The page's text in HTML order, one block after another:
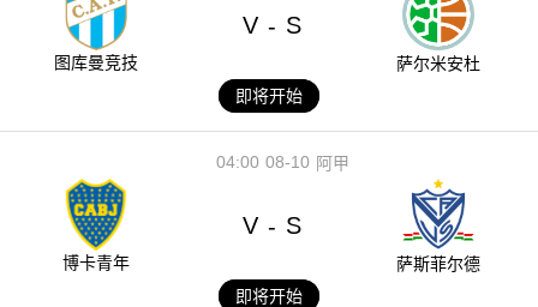
图库曼竞技
V - S
萨尔米安杜
即将开始
08-10
04:00 阿甲
博卡青年
V - S
萨斯菲尔德
即将开始